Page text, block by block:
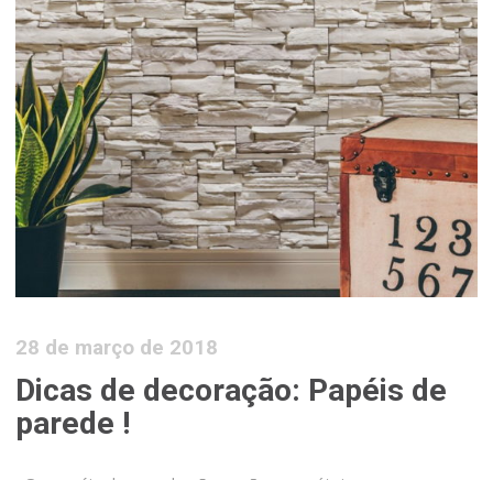
28 de março de 2018
Dicas de decoração: Papéis de
parede !